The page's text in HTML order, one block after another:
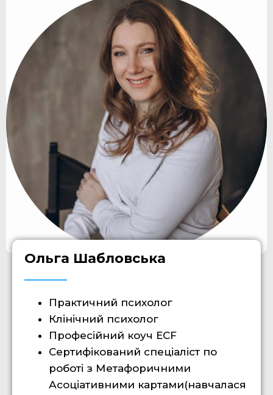
Ольга Шабловська
Практичний психолог
Клінічний психолог
Професійний коуч ECF
Сертифікований спеціаліст по
роботі з Метафоричними
Асоціативними картами(навчалася